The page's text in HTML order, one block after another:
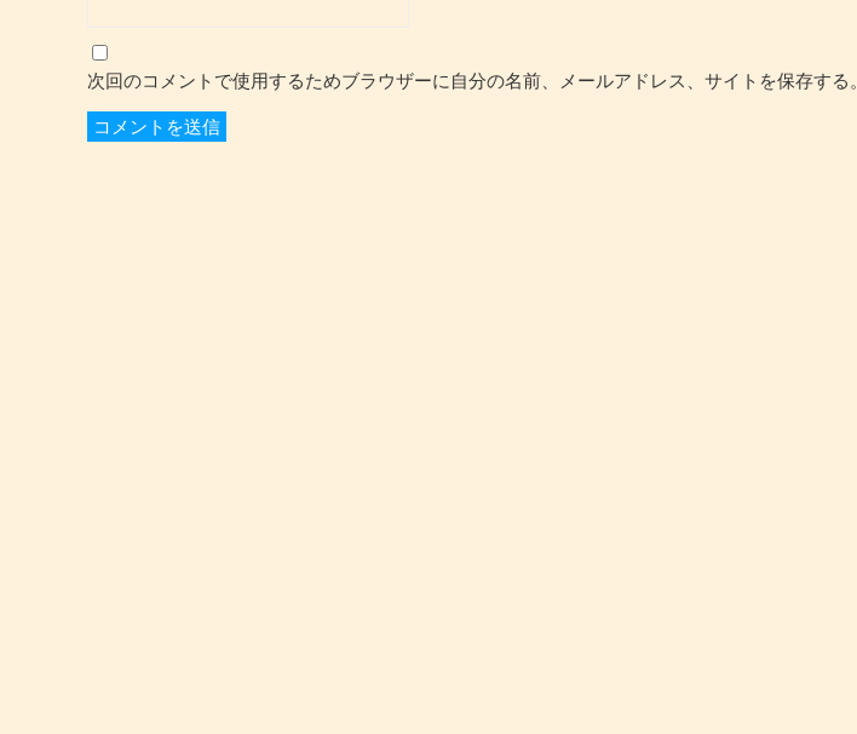
次回のコメントで使用するためブラウザーに自分の名前、メールアドレス、サイトを保存する。